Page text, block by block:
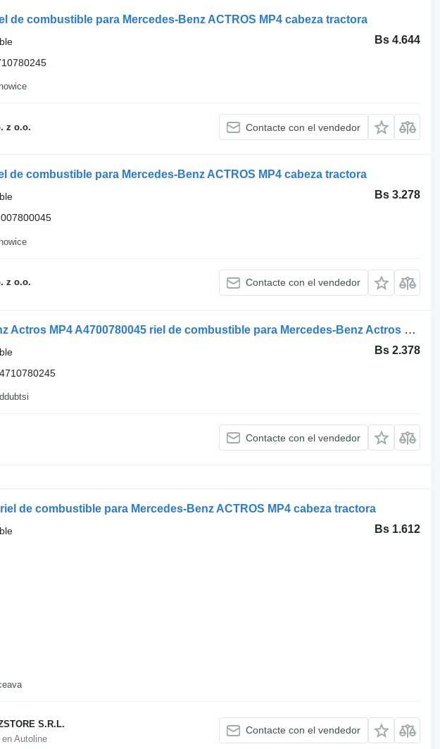
de combustible para Mercedes-Benz ACTROS MP4 cabeza tractora
Bs 4.644
z o.o. Contacte con el vendedor
de combustible para Mercedes-Benz ACTROS MP4 cabeza tractora
Bs 3.278
z o.o. Contacte con el vendedor
Mercedes-Benz Actros MP4 A4700780045 riel de combustible para Mercedes-Benz Actros MP4 cabeza tractora
Bs 2.378
Contacte con el vendedor
de combustible para Mercedes-Benz ACTROS MP4 cabeza tractora
Bs 1.612
S.R.L.
Autoline
Contacte con el vendedor